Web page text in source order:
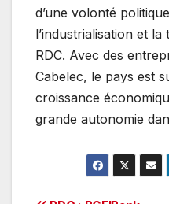
d’une volonté
l’industrialisation et
RDC. Avec des
Cabelec, le pays est
croissance
grande autonomie